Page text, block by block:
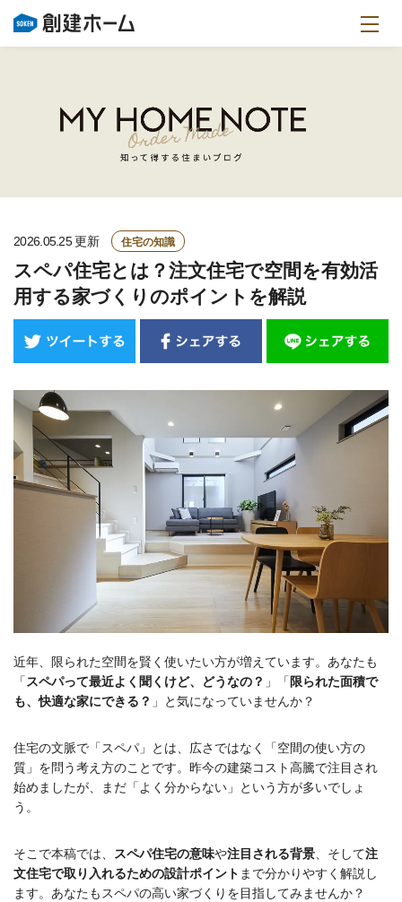
2026.05.25更新 住宅の知識
スペパ住宅とは？注文住宅で空間を有効活
用する家づくりのポイントを解説
近年、限られた空間を賢く使いたい方が増えています。あなたも
「スペパって最近よく聞くけど、どうなの？ 」「限られた面積で
も、快適な家にできる？ 」と気になっていませんか？
住宅の文脈で「スペパ」とは、広さではなく「空間の使い方の
質」を問う考え方のことです。昨今の建築コスト高騰で注目され
始めましたが、まだ「よく分からない」という方が多いでしょ
う。
そこで本稿では、 スペパ住宅の意味や注目される背景 、そして注
文住宅で取り入れるための設計ポイント まで分かりやすく解説し
ます。あなたもスペパの高い家づくりを目指してみませんか？